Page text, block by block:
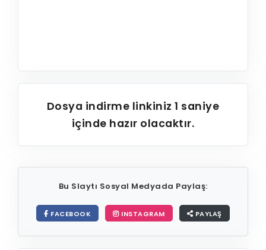
Dosya indirme linkiniz1 saniye
içinde hazır olacaktır.
Bu Slaytı Sosyal Medyada Paylaş:
FACEBOOK INSTAGRAM PAYLAŞ